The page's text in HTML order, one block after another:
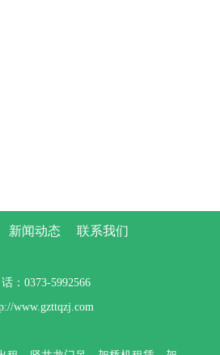
新闻动态 联系我们
：0373-5992566
www.gzttqzj.com